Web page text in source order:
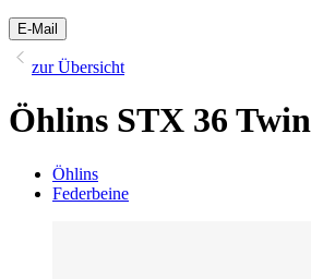
E-Mail
zur Übersicht
Öhlins STX 36
Öhlins
Federbeine